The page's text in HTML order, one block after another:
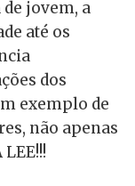
jovem, a
até os
dos
exemplo de
não apenas